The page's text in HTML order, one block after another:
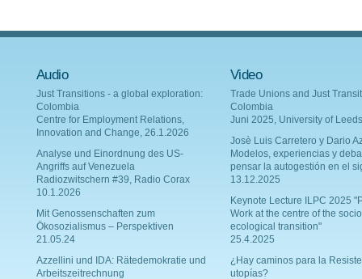
Audio
Just Transitions - a global exploration:
Colombia
Centre for Employment Relations,
Innovation and Change, 26.1.2026
Analyse und Einordnung des US-
Angriffs auf Venezuela
Radiozwitschern #39, Radio Corax
10.1.2026
Mit Genossenschaften zum
Ökosozialismus – Perspektiven
21.05.24
Azzellini und IDA: Rätedemokratie und
Arbeitszeitrechnung
Video
Trade Unions and Just
Colombia
Juni 2025, University of Leeds
Josè Luis Carretero y Dario
Modelos, experiencias y
pensar la autogestión en el
13.12.2025
Keynote Lecture ILPC 2025
Work at the centre of the
ecological transition"
25.4.2025
¿Hay caminos para la
utopías?